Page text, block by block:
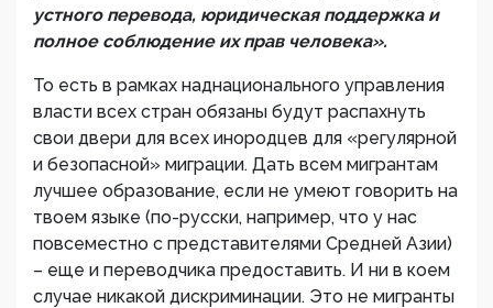
устного перевода, юридическая поддержка и
полное соблюдение их прав человека».
То есть в рамках наднационального управления
власти всех стран обязаны будут распахнуть
свои двери для всех инородцев для «регулярной
и безопасной» миграции. Дать всем мигрантам
лучшее образование, если не умеют говорить на
твоем языке (по-русски, например, что у нас
повсеместно с представителями Средней Азии)
– еще и переводчика предоставить. И ни в коем
случае никакой дискриминации. Это не мигранты